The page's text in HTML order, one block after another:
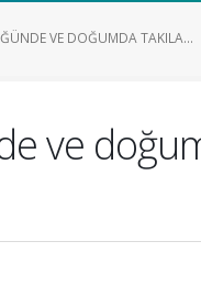
VE DOĞUMDA TAKILA...
ve